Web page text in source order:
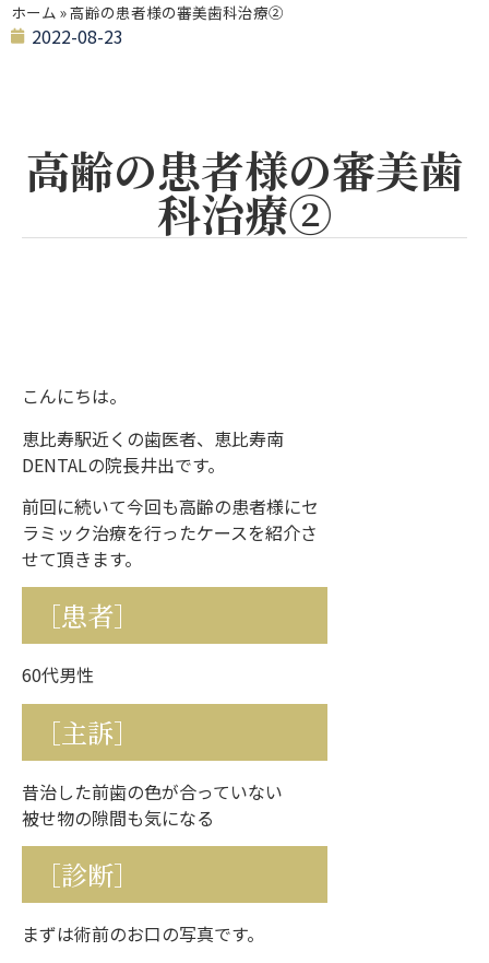
ホーム »高齢の患者様の審美歯科治療②
2022-08-23
高齢の患者様の審美歯
科治療②
こんにちは。
恵比寿駅近くの歯医者、恵比寿南
DENTALの院長井出です。
前回に続いて今回も高齢の患者様にセ
ラミック治療を行ったケースを紹介さ
せて頂きます。
［患者］
60代男性
［主訴］
昔治した前歯の色が合っていない
被せ物の隙間も気になる
［診断］
まずは術前のお口の写真です。